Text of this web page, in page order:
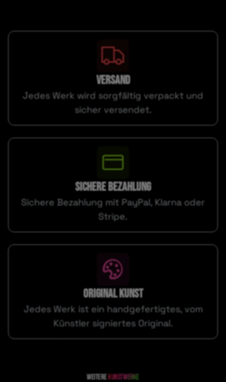
VERSAND
Jedes Werk wird sorgfältig verpackt und
sicher versendet.
SICHERE BEZAHLUNG
Sichere Bezahlung mit PayPal, Klarna oder
Stripe.
ORIGINAL KUNST
Jedes Werk ist ein handgefertigtes, vom
Künstler signiertes Original.
Weiterekunstwerke